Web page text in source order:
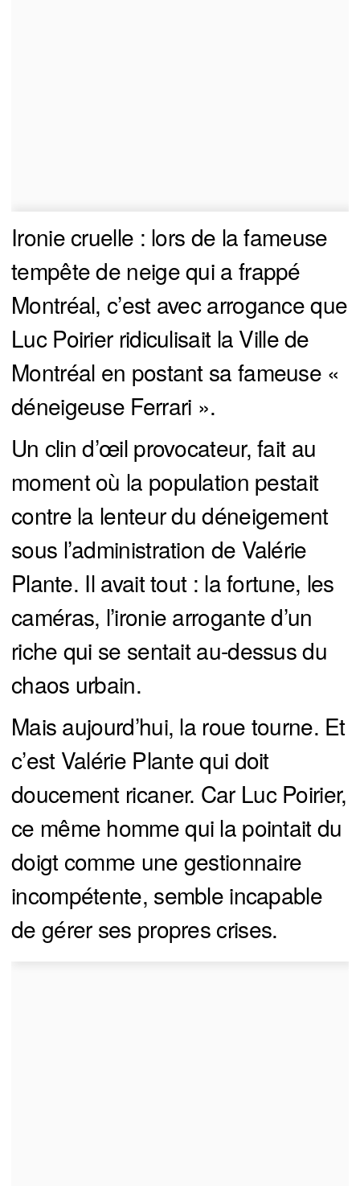
Ironie cruelle : lors de la fameuse
tempête de neige qui a frappé
Montréal, c’est avec arrogance que
Luc Poirier ridiculisait la Ville de
Montréal en postant sa fameuse «
déneigeuse Ferrari ».
Un clin d’œil provocateur, fait au
moment où la population pestait
contre la lenteur du déneigement
sous l’administration de Valérie
Plante. Il avait tout : la fortune, les
caméras, l’ironie arrogante d’un
riche qui se sentait au-dessus du
chaos urbain.
Mais aujourd’hui, la roue tourne. Et
c’est Valérie Plante qui doit
doucement ricaner. Car Luc Poirier,
ce même homme qui la pointait du
doigt comme une gestionnaire
incompétente, semble incapable
de gérer ses propres crises.